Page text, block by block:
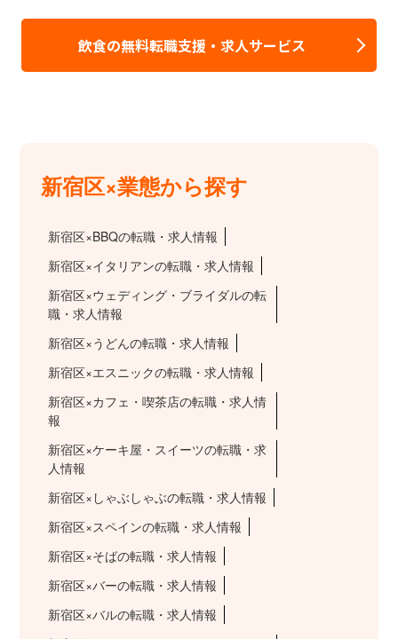
飲食の無料転職支援・求人サービス
新宿区×業態から探す
新宿区×BBQの転職・求人情報
新宿区×イタリアンの転職・求人情報
新宿区×ウェディング・ブライダルの転
職・求人情報
新宿区×うどんの転職・求人情報
新宿区×エスニックの転職・求人情報
新宿区×カフェ・喫茶店の転職・求人情
報
新宿区×ケーキ屋・スイーツの転職・求
人情報
新宿区×しゃぶしゃぶの転職・求人情報
新宿区×スペインの転職・求人情報
新宿区×そばの転職・求人情報
新宿区×バーの転職・求人情報
新宿区×バルの転職・求人情報